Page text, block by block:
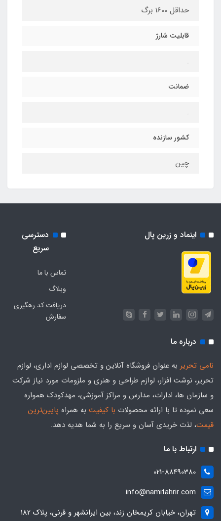
حداقل 1600 برگ
قابلیت شارژ
.
ضمانت
.
کشور سازنده
چین
اینماد و زرین پال
دسترسی
سریع
تماس با ما
وبلاگ
دریافت کد رهگیری
سفارش
درباره ما
نامی تحریر به عنوان فروشگاه آنلاین و تخصصی لوازم اداری، لوازم
تحریر، نوشت افزار، لوازم طراحی و هنری و ملزومات مورد نیاز شرکت
و سازمان ها، ادارات، مدارس و مراکز آموزشی، مهدکودک همواره
سعی نموده تا با ارائه محصولات با کیفیت به همراه پایین‌ترین
قیمت، لذت خریدی آسان و سریع را به شما هدیه‌ دهد.
ارتباط با ما
021-88490380
info@namitahrir.com
تهران، خیابان کریمخان زند، بین ایرانشهر و قرنی، پلاک 182